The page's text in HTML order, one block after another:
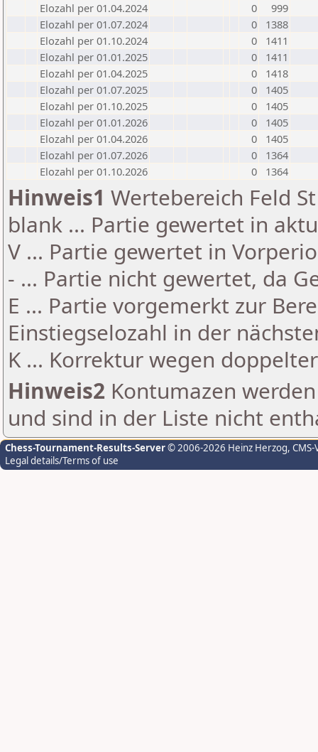
Elozahl per 01.04.2024
0
999
Elozahl per 01.07.2024
0
1388
Elozahl per 01.10.2024
0
1411
Elozahl per 01.01.2025
0
1411
Elozahl per 01.04.2025
0
1418
Elozahl per 01.07.2025
0
1405
Elozahl per 01.10.2025
0
1405
Elozahl per 01.01.2026
0
1405
Elozahl per 01.04.2026
0
1405
Elozahl per 01.07.2026
0
1364
Elozahl per 01.10.2026
0 1364
Hinweis1 Wertebereich Feld
blank ... Partie gewertet in
V ... Partie gewertet in
- ... Partie nicht gewertet, da
E ... Partie vorgemerkt zur
Einstiegselozahl in der
K ... Korrektur wegen
Hinweis2 Kontumazen
und sind in der Liste nicht
Chess-Tournament-Results-Server© 2006-2026 Heinz Herzog,
Legal details/Terms of use